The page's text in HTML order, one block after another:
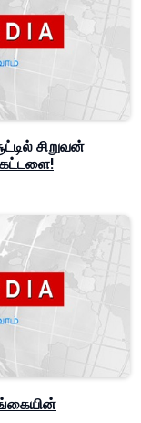
சிறுவன்
கட்டளை!